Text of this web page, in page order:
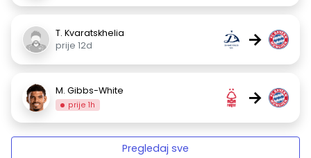
T. Kvaratskhelia
prije 12d
→
M. Gibbs-White
prije 1h →
Pregledaj sve